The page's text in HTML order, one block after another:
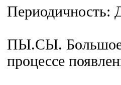
Периодичность:
ПЫ.СЫ. Большое
процессе